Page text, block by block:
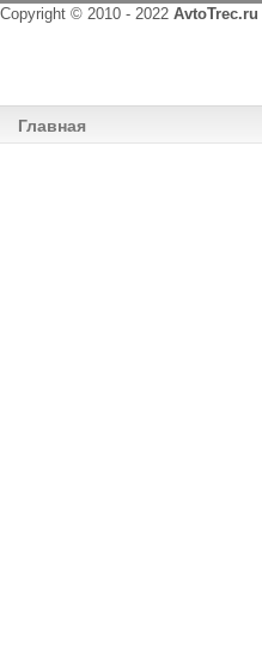
Copyright © 2010 - 2022 AvtoTrec.ru
Главная